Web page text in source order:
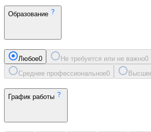
Образование
Любое0 Не требуется или не важно0
Среднее профессиональное0
График работы